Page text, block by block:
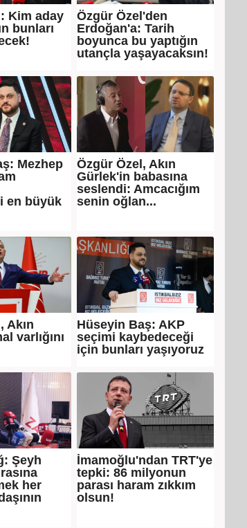
Kim aday
bunları
Özgür Özel'den
Erdoğan'a: Tarih
boyunca bu yaptığın
utançla yaşayacaksın!
Mezhep
en büyük
Özgür Özel, Akın
Gürlek'in babasına
seslendi: Amcacığım
senin oğlan...
Akın
varlığını
Hüseyin Baş: AKP
seçimi kaybedeceği
için bunları yaşıyoruz
Şeyh
her
İmamoğlu'ndan TRT'ye
tepki: 86 milyonun
parası haram zıkkım
olsun!